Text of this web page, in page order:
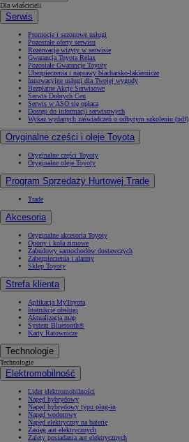
Dla właścicieli
Serwis
Promocje i sezonowe usługi
Pozostałe oferty serwisu
Rezerwacja wizyty w serwisie
Gwarancja Toyota Relax
Pozostałe Gwarancje Toyoty
Ubezpieczenia i naprawy blacharsko-lakiernicze
Innowacyjne usługi dla Twojej wygody
Bezpłatne Akcje Serwisowe
Serwis Dobrych Cen
Serwis w ASO się opłaca
Dostęp do informacji serwisowych
Wykaz wydanych zaświadczeń o odbytym szkoleniu (pdf)
Oryginalne części i oleje Toyota
Oryginalne części Toyoty
Oryginalne oleje Toyoty
Program Sprzedaży Hurtowej Trade
Trade
Akcesoria
Oryginalne akcesoria Toyoty
Opony i koła zimowe
Zabudowy samochodów dostawczych
Zabezpieczenia i alarmy
Sklep Toyoty
Strefa klienta
Aplikacja MyToyota
Instrukcje obsługi
Aktualizacja map
System Bluetooth®
Karty Ratownicze
Technologie
Technologie
Elektromobilność
Lider elektromobilności
Napęd hybrydowy
Napęd hybrydowy typu plug-in
Napęd wodorowy
Napęd elektryczny na baterię
Zasięg aut elektrycznych
Zalety posiadania aut elektrycznych